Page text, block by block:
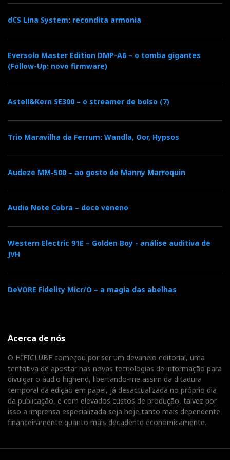
Nota: Deezer e Qobuz não estão disponíveis em
Portugal pelo menos oficialmente.
Também é Roon-ready. Pode aceder a música no seu
É compatível com AirPlay mas falta-lhe a ligação
Bluetooth para telefones Android. Não que isso seja
…os fanáticos do tempo
certo, do passo e do
compasso, vão ficar
totalmente satisfeitos…
DAC Multiplicador
as frequências de amostragem para DXD ou DSD. O
DAC e está sempre ativo por defeito, não sendo
possível desativá-lo.
Nota: se optar por upsampling DSD, o DAC adiciona-
o no final da sequência de upsampling padrão PCM,
característica não se aplica aos sinais DSD nativos,
dCS Lina System: recondita armonia
Eversolo Master Edition DMP-A6 – o tomba gigantes
(Follow-Up: novo firmware)
Astell&Kern SE300 – o streamer de bolso (7)
Trio Maravilha da Ferrum: Wandla, Oor, Hypsos
Audeze MM-500 – ao gosto de Manny Marroquin
Audio Note Cobra – doce veneno
Western Electric 91E – Golden Boy - análise auditiva de
JVH
DeVORE Fidelity Micr/O – a magia das abelhas
Acerca de nós
O HIFICLUBE começou por ser um devaneio editorial, uma
tentativa de apostar nas novas tecnologias de informação para
divulgar o áudio highend, libertando-me assim da ditadura
temporal da edição em papel, já desactualizada no próprio dia
da publicação, e com elevados custos de produção, talvez por
isso a imprensa especializada seja hoje tanto mais dependente
financeiramente quanto mais decadente economicamente.